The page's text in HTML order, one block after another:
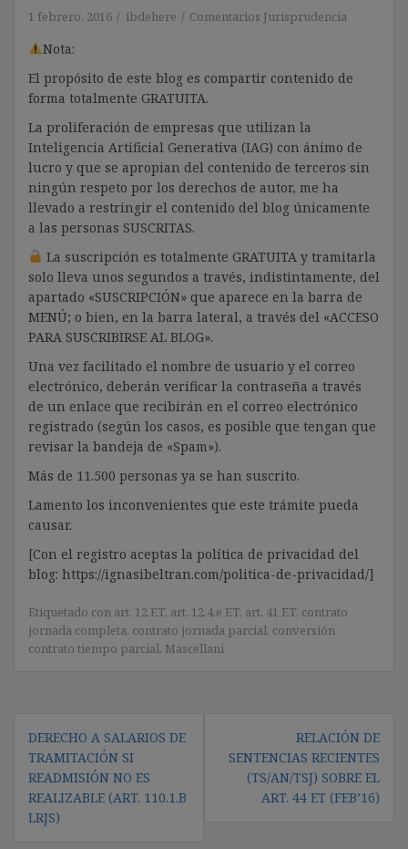
1 febrero, 2016 ibdehere Comentarios Jurisprudencia
Nota:
El propósito de este blog es compartir contenido de
forma totalmente GRATUITA.
La proliferación de empresas que utilizan la
Inteligencia Artificial Generativa (IAG) con ánimo de
lucro y que se apropian del contenido de terceros sin
ningún respeto por los derechos de autor, me ha
llevado a restringir el contenido del blog únicamente
a las personas SUSCRITAS.
La suscripción es totalmente GRATUITA y tramitarla
solo lleva unos segundos a través, indistintamente, del
apartado «SUSCRIPCIÓN» que aparece en la barra de
MENÚ; o bien, en la barra lateral, a través del «ACCESO
PARA SUSCRIBIRSE AL BLOG».
Una vez facilitado el nombre de usuario y el correo
electrónico, deberán verificar la contraseña a través
de un enlace que recibirán en el correo electrónico
registrado (según los casos, es posible que tengan que
revisar la bandeja de «Spam»).
Más de 11.500 personas ya se han suscrito.
Lamento los inconvenientes que este trámite pueda
causar.
[Con el registro aceptas la política de privacidad del
blog: https://ignasibeltran.com/politica-de-privacidad/]
Etiquetado con art. 12 ET, art. 12.4.e ET, art. 41 ET, contrato
jornada completa, contrato jornada parcial, conversión
contrato tiempo parcial, Mascellani
de
entradas
DERECHO A SALARIOS DE
TRAMITACIÓN SI
READMISIÓN NO ES
REALIZABLE (ART. 110.1.B
LRJS)
RELACIÓN DE
SENTENCIAS RECIENTES
(TS/AN/TSJ) SOBRE EL
ART. 44 ET (FEB’16)